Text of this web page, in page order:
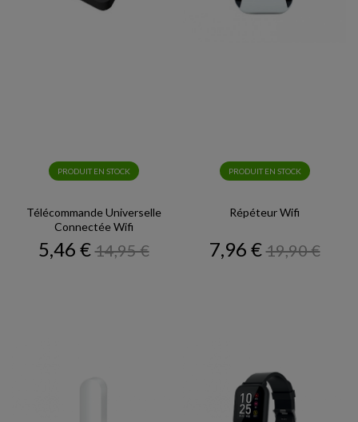
PRODUIT EN STOCK
Télécommande Universelle
Connectée Wifi
Prix
5,46 €Prix
de
14,95 €
PRODUIT EN STOCK
Répéteur Wifi
Prix
7,96 €Prix
de
19,90 €